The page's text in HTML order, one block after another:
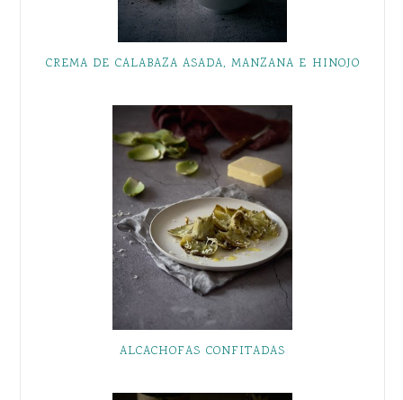
CREMA DE CALABAZA ASADA, MANZANA E HINOJO
ALCACHOFAS CONFITADAS